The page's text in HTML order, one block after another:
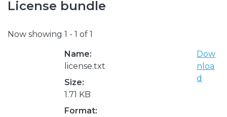
License bundle
Now showing 1 - 1 of 1
Name:
license.txt
Size:
1.71 KB
Format:
Dow
nloa
d